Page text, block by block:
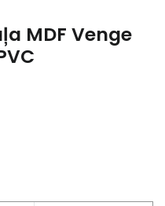
MDF Venge